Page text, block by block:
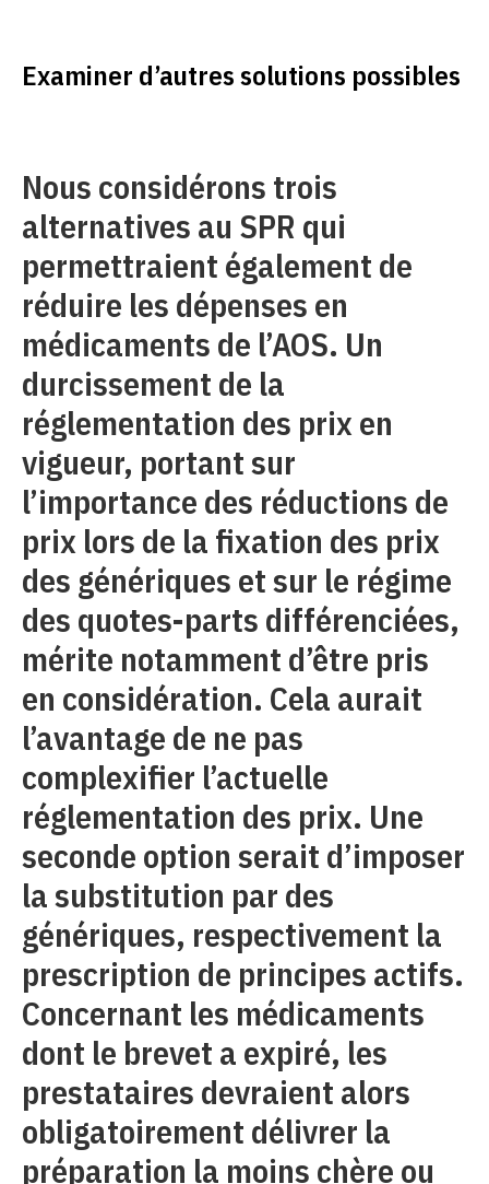
Examiner d’autres solutions possibles
Nous considérons trois
alternatives au SPR qui
permettraient également de
réduire les dépenses en
médicaments de l’AOS. Un
durcissement de la
réglementation des prix en
vigueur, portant sur
l’importance des réductions de
prix lors de la fixation des prix
des génériques et sur le régime
des quotes-parts différenciées,
mérite notamment d’être pris
en considération. Cela aurait
l’avantage de ne pas
complexifier l’actuelle
réglementation des prix. Une
seconde option serait d’imposer
la substitution par des
génériques, respectivement la
prescription de principes actifs.
Concernant les médicaments
dont le brevet a expiré, les
prestataires devraient alors
obligatoirement délivrer la
préparation la moins chère ou